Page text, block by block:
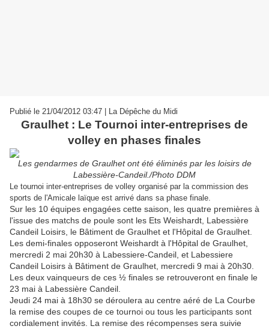
Publié le 21/04/2012 03:47 | La Dépêche du Midi
Graulhet : Le Tournoi inter-entreprises de
volley en phases finales
Les gendarmes de Graulhet ont été éliminés par les loisirs de
Labessière-Candeil./Photo DDM
Le tournoi inter-entreprises de volley organisé par la commission des
sports de l'Amicale laïque est arrivé dans sa phase finale.
Sur les 10 équipes engagées cette saison, les quatre premières à
l'issue des matchs de poule sont les Ets Weishardt, Labessière
Candeil Loisirs, le Bâtiment de Graulhet et l'Hôpital de Graulhet.
Les demi-finales opposeront Weishardt à l'Hôpital de Graulhet,
mercredi 2 mai 20h30 à Labessiere-Candeil, et Labessiere
Candeil Loisirs à Bâtiment de Graulhet, mercredi 9 mai à 20h30.
Les deux vainqueurs de ces ½ finales se retrouveront en finale le
23 mai à Labessière Candeil.
Jeudi 24 mai à 18h30 se déroulera au centre aéré de La Courbe
la remise des coupes de ce tournoi ou tous les participants sont
cordialement invités. La remise des récompenses sera suivie